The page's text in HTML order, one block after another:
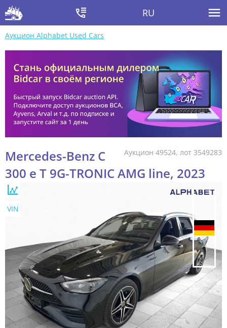
RU
Аукцион Alphabet Used Cars
Аукцион 49524, лот 3549283
Mercedes-Benz C
300 e T 9G-TRONIC AMG line, 2023
VIN